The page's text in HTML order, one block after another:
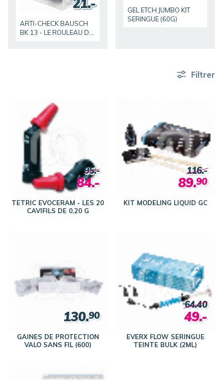
ARTI-CHECK BAUSCH
BK 13 - LE ROULEAU DE
GEL ETCH JUMBO KIT
SERINGUE (60G)
Filtrer
TETRIC EVOCERAM - LES 20
CAVIFILS DE 0,20 G
95.-
84.-
KIT MODELING LIQUID GC
116.-
89.90
GAINES DE PROTECTION
VALO SANS FIL (600)
130.90
EVERX FLOW SERINGUE
TEINTE BULK (2ML)
64.40
49.-